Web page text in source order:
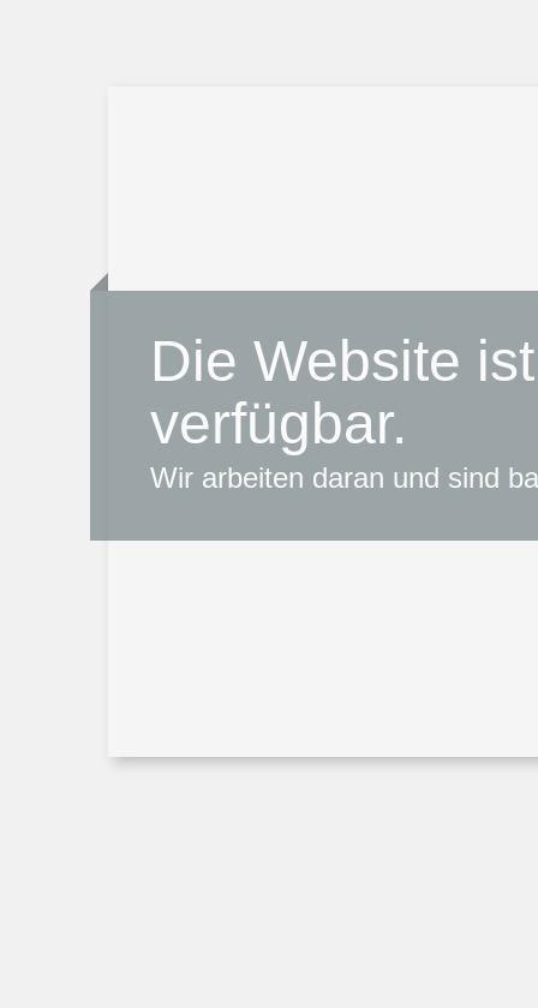
Die Website
verfügbar.
Wir arbeiten daran und sind